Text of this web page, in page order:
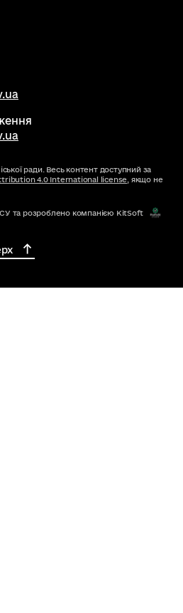
ради. Весь контент доступний за
4.0 International license , якщо не
та розроблено компанією KitSoft